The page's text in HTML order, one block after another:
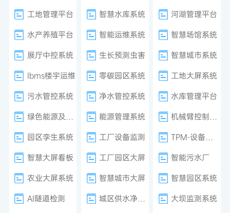
工地管理平台
智慧水库系统
河湖管理平台
水产养殖平台
智能运维系统
智慧场馆系统
展厅中控系统
生长预测虫害
智慧城市系统
Ibms楼宇运维
零碳园区系统
工地大屏系统
污水管控系统
净水管控系统
水库管理平台
绿色能源及减排系统
能源管理系统
机械臂控制系统
园区孪生系统
工厂设备监测
TPM-设备管理
智慧大屏看板
工厂园区大屏
智能污水厂
农业大屏系统
智慧城市大屏
智慧园区系统
AI隧道检测
城区供水净水厂
大坝监测系统